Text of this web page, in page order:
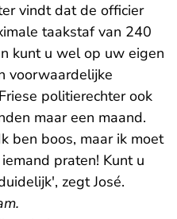
vindt dat de officier
taakstaf van 240
kunt u wel op uw eigen
voorwaardelijke
politierechter ook
maar een maand.
ben boos, maar ik moet
praten! Kunt u
zegt José.